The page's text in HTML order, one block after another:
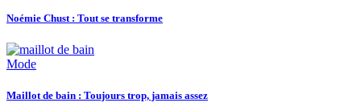
Noémie Chust : Tout se transforme
Mode
Maillot de bain : Toujours trop, jamais assez